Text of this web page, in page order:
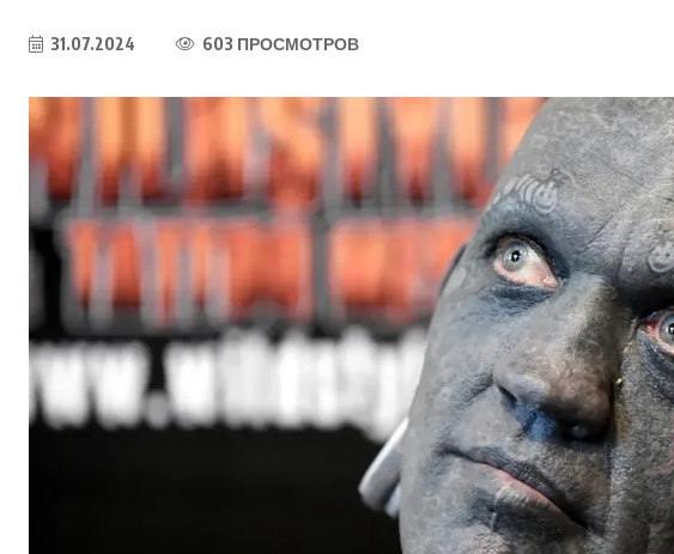
31.07.2024 603 ПРОСМОТРОВ